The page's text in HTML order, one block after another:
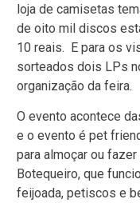
loja de camisetas
de oito mil discos
10 reais. E para os
sorteados dois LPs
organização da feira.
O evento acontece
e o evento é pet
para almoçar ou fazer
Botequeiro, que
feijoada, petiscos e